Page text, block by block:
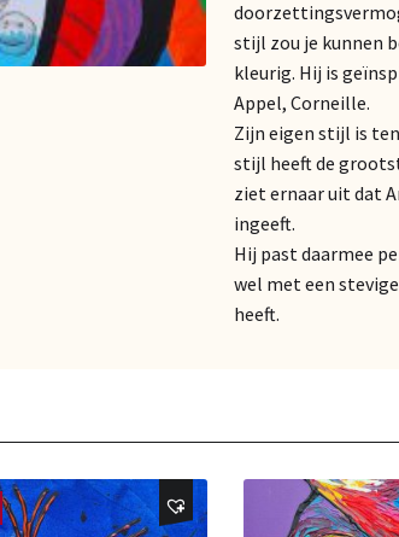
stijl zou je kunnen
kleurig. Hij is
Appel, Corneille.
Zijn eigen stijl is
stijl heeft de
ziet ernaar uit dat
ingeeft.
Hij past daarmee
wel met een
heeft.